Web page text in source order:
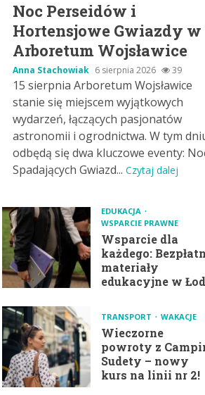
Noc Perseidów i
Hortensjowe Gwiazdy w
Arboretum Wojsławice
Anna Stachowiak 6 sierpnia 2026 39
15 sierpnia Arboretum Wojsławice
stanie się miejscem wyjątkowych
wydarzeń, łączących pasjonatów
astronomii i ogrodnictwa. W tym
odbędą się dwa kluczowe eventy:
Spadających Gwiazd... Czytaj dalej
EDUKACJA
WSPARCIE PRAWNE
Wsparcie dla
każdego:
materiały
edukacyjne w
TRANSPORT WAKACJE
Wieczorne
powroty z
Sudety – nowy
kurs na linii nr 2!